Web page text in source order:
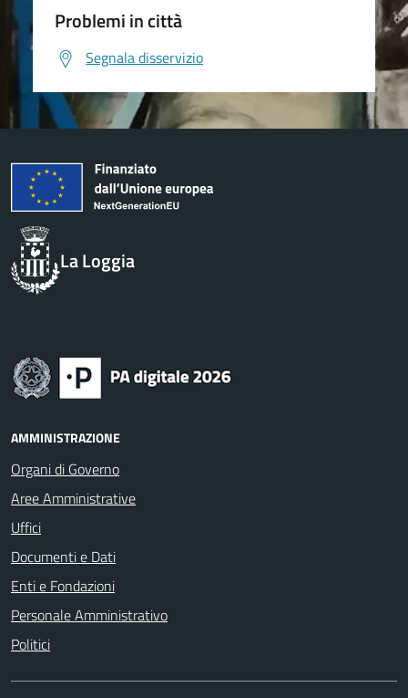
Problemi in città
Segnala disservizio
La Loggia
AMMINISTRAZIONE
Organi di Governo
Aree Amministrative
Uffici
Documenti e Dati
Enti e Fondazioni
Personale Amministrativo
Politici